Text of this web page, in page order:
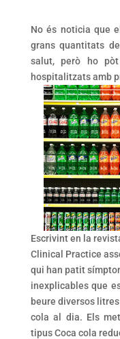
No és noticia que
grans quantitats
salut, però ho
hospitalitzats amb
Escrivint en la
Clinical Practice
qui han patit
inexplicables que
beure diversos litres
cola al dia. Els
tipus Coca cola